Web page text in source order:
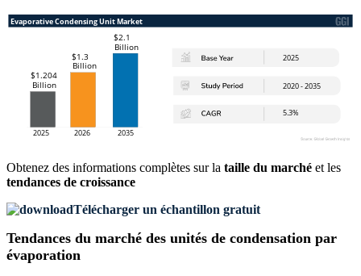
Obtenez des informations complètes sur la taille du marché et les
tendances de croissance
Télécharger un échantillon gratuit
Tendances du marché des unités de condensation par
évaporation